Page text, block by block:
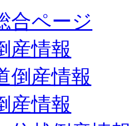
合ページ
産情報
倒産情報
産情報